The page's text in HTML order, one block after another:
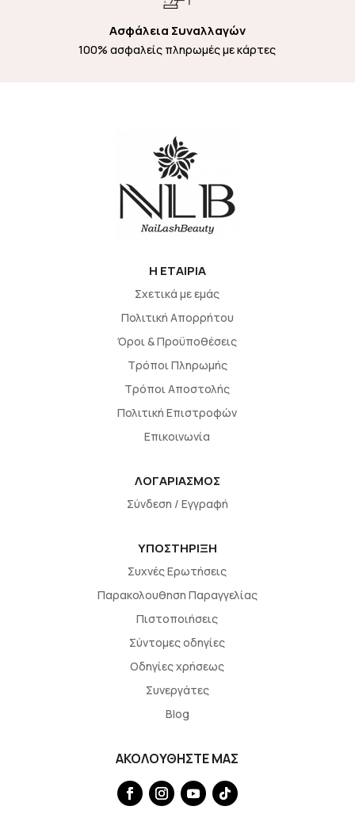
Ασφάλεια Συναλλαγών
100% ασφαλείς πληρωμές με κάρτες
H EΤΑΙΡΙΑ
Σχετικά με εμάς
Πολιτική Απορρήτου
Όροι & Προϋποθέσεις
Τρόποι Πληρωμής
Τρόποι Αποστολής
Πολιτική Επιστροφών
Επικοινωνία
ΛΟΓΑΡΙΑΣΜΟΣ
Σύνδεση / Εγγραφή
ΥΠΟΣΤΗΡΙΞΗ
Συχνές Ερωτήσεις
Παρακολουθηση Παραγγελίας
Πιστοποιήσεις
Σύντομες οδηγίες
Οδηγίες χρήσεως
Συνεργάτες
Blog
ΑΚΟΛΟΥΘΗΣΤΕ ΜΑΣ